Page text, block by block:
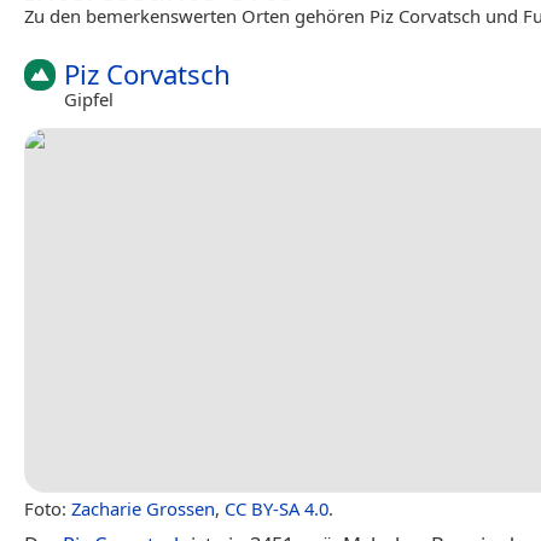
Zu den bemerkenswerten Orten gehören Piz Corvatsch und
Piz Corvatsch
Gipfel
Foto: Zacharie Grossen, CC BY-SA 4.0.